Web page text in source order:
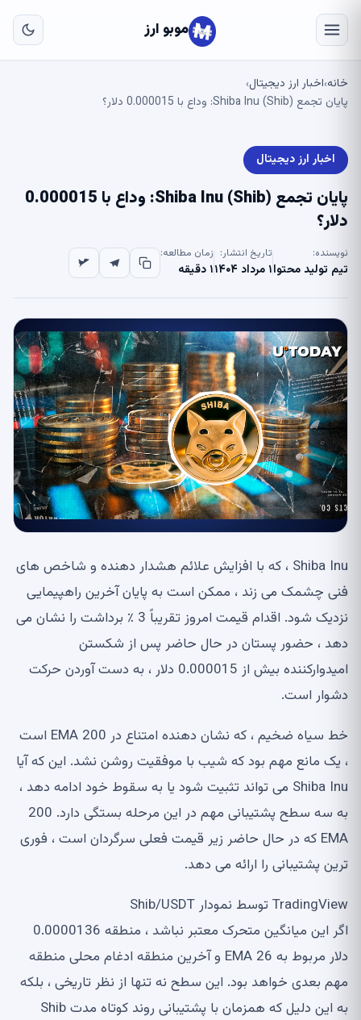
موبو ارز
خانه›اخبار ارز دیجیتال›
پایان تجمع Shiba Inu (Shib): وداع با 0.000015 دلار؟
اخبار ارز دیجیتال
پایان تجمع Shiba Inu (Shib): وداع با 0.000015
دلار؟
نویسنده:
تیم تولید محتوا
تاریخ انتشار:
۱ مرداد ۱۴۰۴
زمان مطالعه:
۱ دقیقه
Shiba Inu ، که با افزایش علائم هشدار دهنده و شاخص های
فنی چشمک می زند ، ممکن است به پایان آخرین راهپیمایی
نزدیک شود. اقدام قیمت امروز تقریباً 3 ٪ برداشت را نشان می
دهد ، حضور پستان در حال حاضر پس از شکستن
امیدوارکننده بیش از 0.000015 دلار ، به دست آوردن حرکت
دشوار است.
خط سیاه ضخیم ، که نشان دهنده امتناع در 200 EMA است
، یک مانع مهم بود که شیب با موفقیت روشن نشد. این که آیا
Shiba Inu می تواند تثبیت شود یا به سقوط خود ادامه دهد ،
به سه سطح پشتیبانی مهم در این مرحله بستگی دارد. 200
EMA که در حال حاضر زیر قیمت فعلی سرگردان است ، فوری
ترین پشتیبانی را ارائه می دهد.
TradingView توسط نمودار Shib/USDT
اگر این میانگین متحرک معتبر نباشد ، منطقه 0.0000136
دلار مربوط به 26 EMA و آخرین منطقه ادغام محلی منطقه
مهم بعدی خواهد بود. این سطح نه تنها از نظر تاریخی ، بلکه
به این دلیل که همزمان با پشتیبانی روند کوتاه مدت Shib